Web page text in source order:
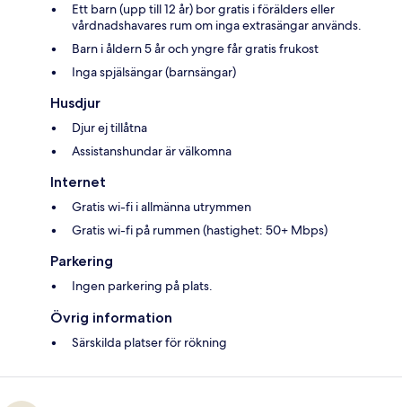
Ett barn (upp till 12 år) bor gratis i förälders eller
vårdnadshavares rum om inga extrasängar används.
Barn i åldern 5 år och yngre får gratis frukost
Inga spjälsängar (barnsängar)
Husdjur
Djur ej tillåtna
Assistanshundar är välkomna
Internet
Gratis wi-fi i allmänna utrymmen
Gratis wi-fi på rummen (hastighet: 50+ Mbps)
Parkering
Ingen parkering på plats.
Övrig information
Särskilda platser för rökning